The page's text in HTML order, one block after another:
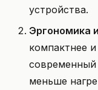
устройства.
Эргономика
компактнее
современный
меньше